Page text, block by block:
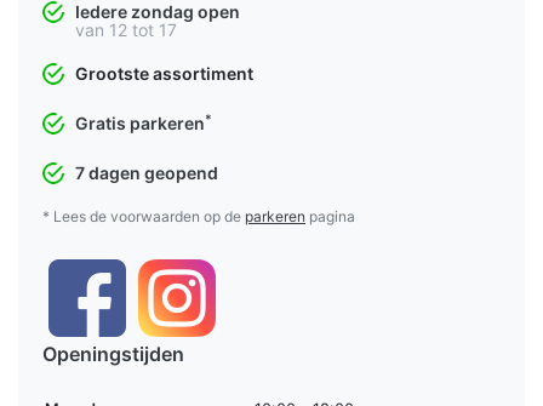
Iedere zondag open
van 12 tot 17
Grootste assortiment
Gratis parkeren*
7 dagen geopend
* Lees de voorwaarden op de parkeren pagina
Openingstijden